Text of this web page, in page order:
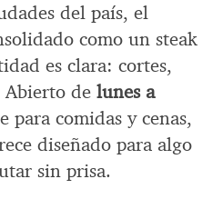
del país, el
como un steak
es clara: cortes,
Abierto de lunes a
para comidas y cenas,
diseñado para algo
sin prisa.